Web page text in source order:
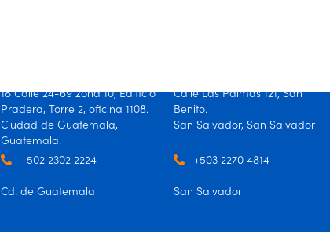
18 Calle 24-69 zona 10, Edificio
Pradera, Torre 2, oficina 1108.
Ciudad de Guatemala,
Guatemala.
+502 2302 2224
Cd. de Guatemala
Calle Las Palmas 121, San
Benito.
San Salvador, San Salvador
+503 2270 4814
San Salvador